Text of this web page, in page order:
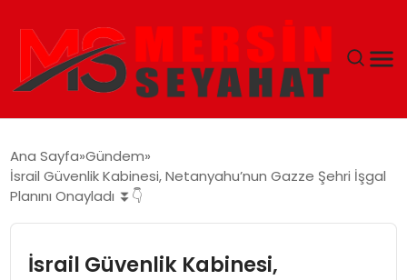
EKONOMI
Ana Sayfa Gündem
İsrail Güvenlik Kabinesi, Netanyahu’nun Gazze Şehri İşgal
Planını Onayladı ⏬👇
İsrail Güvenlik Kabinesi,